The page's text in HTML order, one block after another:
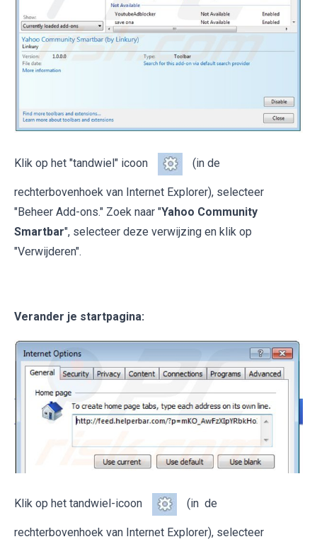
Klik op het "tandwiel" icoon (in de
rechterbovenhoek van Internet Explorer), selecteer
"Beheer Add-ons." Zoek naar "Yahoo Community
Smartbar", selecteer deze verwijzing en klik op
"Verwijderen".
Verander je startpagina:
Klik op het tandwiel-icoon (in de
rechterbovenhoek van Internet Explorer), selecteer